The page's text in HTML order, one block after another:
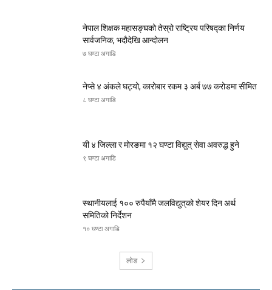
नेपाल शिक्षक महासङ्घको तेस्रो राष्ट्रिय परिषद्का निर्णय
सार्वजनिक, भदाैदेखि आन्दाेलन
७ घण्टा अगाडि
नेप्से ४ अंकले घट्यो, कारोबार रकम ३ अर्ब ७७ करोडमा सीमित
८ घण्टा अगाडि
यी ४ जिल्ला र मोरङमा १२ घण्टा विद्युत् सेवा अवरुद्ध हुने
९ घण्टा अगाडि
स्थानीयलाई १०० रुपैयाँमै जलविद्युत्‌को शेयर दिन अर्थ
समितिको निर्देशन
१० घण्टा अगाडि
लोड